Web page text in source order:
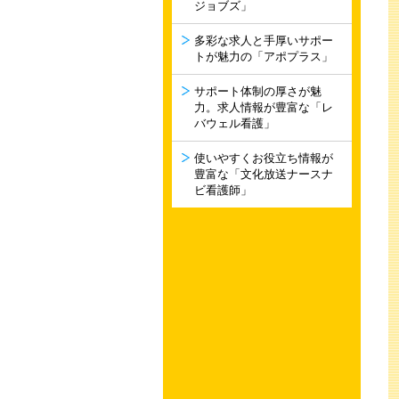
ジョブズ」
多彩な求人と手厚いサポー
トが魅力の「アポプラス」
サポート体制の厚さが魅
力。求人情報が豊富な「レ
バウェル看護」
使いやすくお役立ち情報が
豊富な「文化放送ナースナ
ビ看護師」